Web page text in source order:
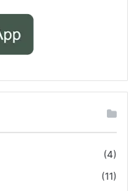
(4)
(11)